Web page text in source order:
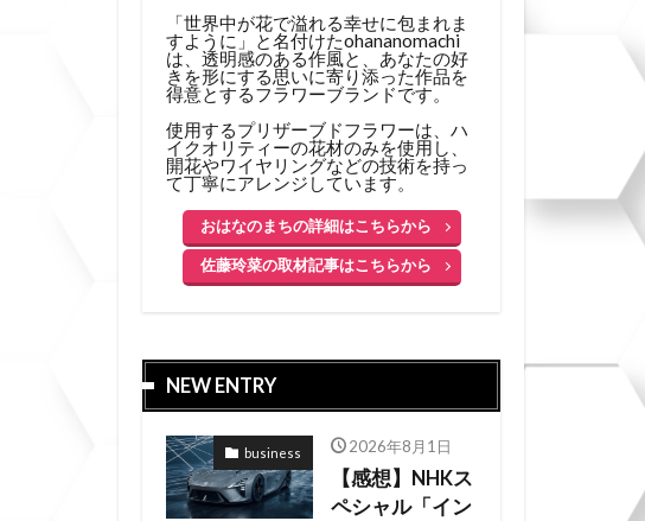
「世界中が花で溢れる幸せに包まれま
すように」と名付けたohananomachi
は、透明感のある作風と、あなたの好
きを形にする思いに寄り添った作品を
得意とするフラワーブランドです。
使用するプリザーブドフラワーは、ハ
イクオリティーの花材のみを使用し、
開花やワイヤリングなどの技術を持っ
て丁寧にアレンジしています。
おはなのまちの詳細はこちらから
佐藤玲菜の取材記事はこちらから
NEW ENTRY
business 2026年8月1日
【感想】NHKス
ペシャル「イン